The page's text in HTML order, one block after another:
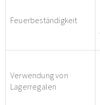
Feuerbeständigkeit
Verwendung von
Lagerregalen